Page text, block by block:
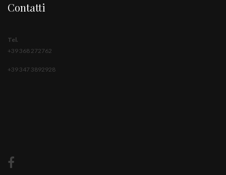
Contatti
Tel.
+39 368 272762‬
+39 347 3892928‬